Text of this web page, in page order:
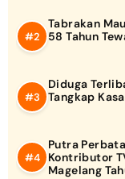
Tabrakan
58 Tahun
Diduga
Tangkap
Putra
Kontributor
Magelang